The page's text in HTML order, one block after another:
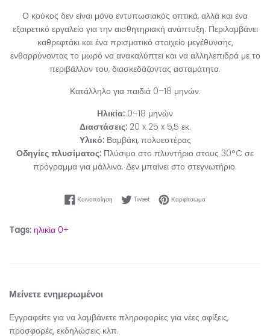
Ο κούκος δεν είναι μόνο εντυπωσιακός οπτικά, αλλά και ένα
εξαιρετικό εργαλείο για την αισθητηριακή ανάπτυξη. Περιλαμβάνει
καθρεφτάκι και ένα πρισματικό στοιχείο μεγέθυνσης,
ενθαρρύνοντας το μωρό να ανακαλύπτει και να αλληλεπιδρά με το
περιβάλλον του, διασκεδάζοντας ασταμάτητα.
Κατάλληλο για παιδιά 0–18 μηνών.
Ηλικία: 0–18 μηνών
Διαστάσεις:20 x 25 x 5,5 εκ.
Υλικό:Βαμβάκι, πολυεστέρας
Οδηγίες πλυσίματος: Πλύσιμο στο πλυντήριο στους 30°C σε
πρόγραμμα για μάλλινα. Δεν μπαίνει στο στεγνωτήριο.
Κοινοποίηση Κοινοποίηση στο Facebook
TweetTweet στο Twitter
ΚαρφίτσωμαΚαρφίτσωμα στο
Tags: ηλικία 0+
Μείνετε ενημερωμένοι
Εγγραφείτε για να λαμβάνετε πληροφορίες για νέες αφίξεις,
προσφορές, εκδηλώσεις κλπ.